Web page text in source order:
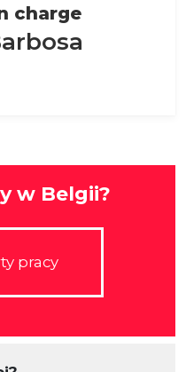
charge
w Belgii?
pracy